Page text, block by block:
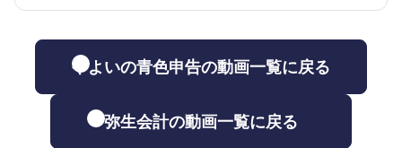
やよいの青色申告の動画一覧に戻る
弥生会計の動画一覧に戻る